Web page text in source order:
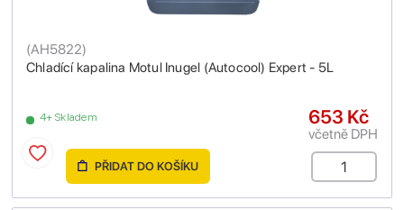
Chladící kapalina Motul Inugel (Autocool) Expert - 5L
(AH5822)
4+ Skladem 653 Kč
včetně DPH
PŘIDAT DO KOŠÍKU